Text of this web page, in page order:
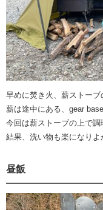
早めに焚き火、薪ストーブ
薪は途中にある、gear
今回は薪ストーブの上で調
結果、洗い物も楽になりよ
昼飯